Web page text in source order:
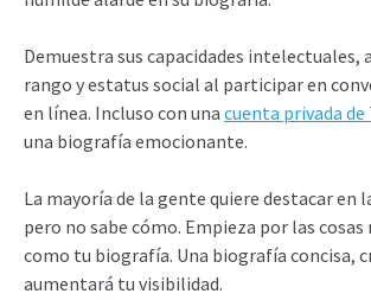
Demuestra sus capacidades intelectuales,
rango y estatus social al participar en
en línea. Incluso con una cuenta privada
una biografía emocionante.
La mayoría de la gente quiere destacar en
pero no sabe cómo. Empieza por las cosas
como tu biografía. Una biografía concisa,
aumentará tu visibilidad.